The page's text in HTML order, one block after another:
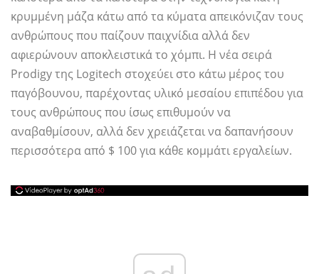
κρυμμένη μάζα κάτω από τα κύματα απεικόνιζαν τους
ανθρώπους που παίζουν παιχνίδια αλλά δεν
αφιερώνουν αποκλειστικά το χόμπι. Η νέα σειρά
Prodigy της Logitech στοχεύει στο κάτω μέρος του
παγόβουνου, παρέχοντας υλικό μεσαίου επιπέδου για
τους ανθρώπους που ίσως επιθυμούν να
αναβαθμίσουν, αλλά δεν χρειάζεται να δαπανήσουν
περισσότερα από $ 100 για κάθε κομμάτι εργαλείων.